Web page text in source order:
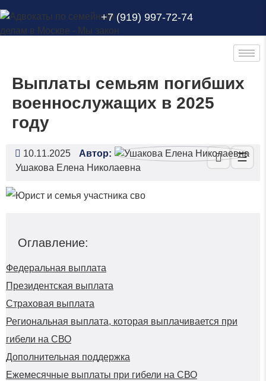
+7 (919) 997-72-74
Выплаты семьям погибших
военнослужащих в 2025
году
10.11.2025
Автор:
Ушакова Елена Николаевна
☰
Оглавление:
Федеральная выплата
Президентская выплата
Страховая выплата
Региональная выплата, которая выплачивается при
гибели на СВО
Дополнительная поддержка
Ежемесячные выплаты при гибели на СВО